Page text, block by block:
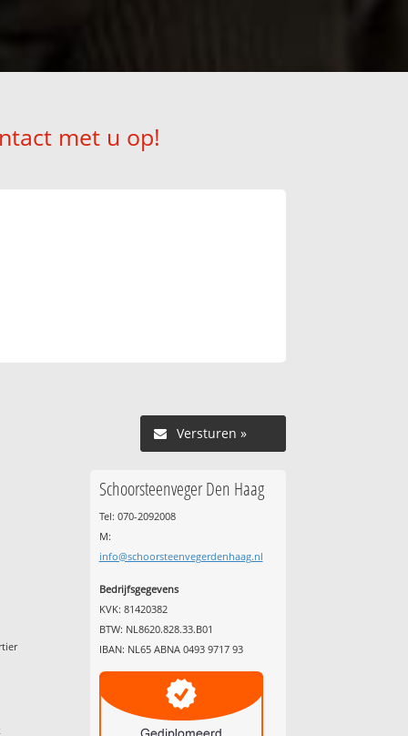
met u op!
Versturen »
Schoorsteenveger Den Haag
Tel: 070-2092008
M:
info@schoorsteenvegerdenhaag.nl
Bedrijfsgegevens
KVK: 81420382
BTW: NL8620.828.33.B01
IBAN: NL65 ABNA 0493 9717 93